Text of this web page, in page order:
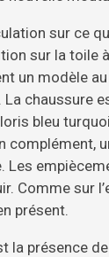
sur ce
sur la toile
un modèle
chaussure
bleu
complément,
Les
Comme sur
présent.
la présence